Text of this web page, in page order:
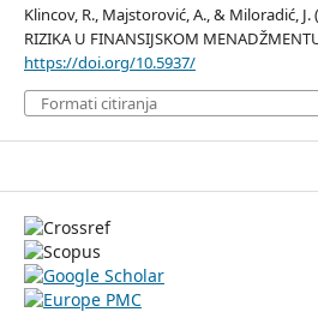
Klincov, R., Majstorović, A., & Miloradić, J.
RIZIKA U FINANSIJSKOM
https://doi.org/10.5937/
Formati citiranja